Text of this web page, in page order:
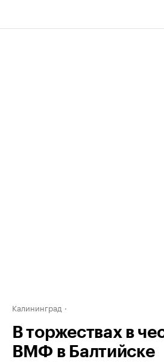
Калининград
В торжествах в
ВМФ в Балтийске